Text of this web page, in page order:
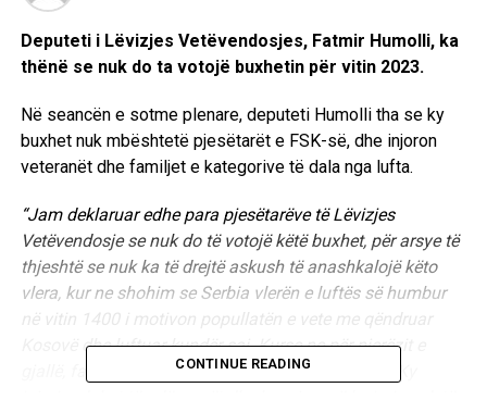
Deputeti i Lëvizjes Vetëvendosjes, Fatmir Humolli, ka
thënë se nuk do ta votojë buxhetin për vitin 2023.
Në seancën e sotme plenare, deputeti Humolli tha se ky
buxhet nuk mbështetë pjesëtarët e FSK-së, dhe injoron
veteranët dhe familjet e kategorive të dala nga lufta.
“Jam deklaruar edhe para pjesëtarëve të Lëvizjes
Vetëvendosje se nuk do të votojë këtë buxhet, për arsye të
thjeshtë se nuk ka të drejtë askush të anashkalojë këto
vlera, kur ne shohim se Serbia vlerën e luftës së humbur
në vitin 1400 i motivon popullatën e vete me qëndruar
Kosovë dhe luftuar kundër saj. Kurse ne për njerëzit e
gjallë, familjet e gjalla të cilat janë ne i injorojmë. Ky
CONTINUE READING